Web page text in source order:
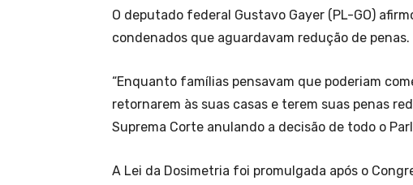
O deputado federal Gustavo Gayer (PL-GO)
condenados que aguardavam redução de penas.
“Enquanto famílias pensavam que poderiam
retornarem às suas casas e terem suas penas
Suprema Corte anulando a decisão de todo o
A Lei da Dosimetria foi promulgada após o